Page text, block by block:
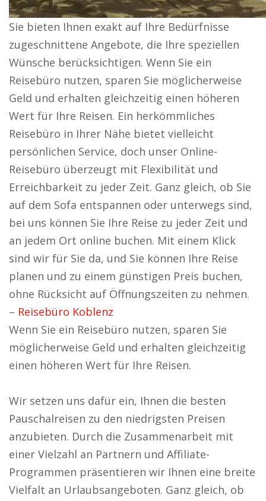
Sie bieten Ihnen exakt auf Ihre Bedürfnisse
zugeschnittene Angebote, die Ihre speziellen
Wünsche berücksichtigen. Wenn Sie ein
Reisebüro nutzen, sparen Sie möglicherweise
Geld und erhalten gleichzeitig einen höheren
Wert für Ihre Reisen. Ein herkömmliches
Reisebüro in Ihrer Nähe bietet vielleicht
persönlichen Service, doch unser Online-
Reisebüro überzeugt mit Flexibilität und
Erreichbarkeit zu jeder Zeit. Ganz gleich, ob Sie
auf dem Sofa entspannen oder unterwegs sind,
bei uns können Sie Ihre Reise zu jeder Zeit und
an jedem Ort online buchen. Mit einem Klick
sind wir für Sie da, und Sie können Ihre Reise
planen und zu einem günstigen Preis buchen,
ohne Rücksicht auf Öffnungszeiten zu nehmen.
– Reisebüro Koblenz
Wenn Sie ein Reisebüro nutzen, sparen Sie
möglicherweise Geld und erhalten gleichzeitig
einen höheren Wert für Ihre Reisen.
Wir setzen uns dafür ein, Ihnen die besten
Pauschalreisen zu den niedrigsten Preisen
anzubieten. Durch die Zusammenarbeit mit
einer Vielzahl an Partnern und Affiliate-
Programmen präsentieren wir Ihnen eine breite
Vielfalt an Urlaubsangeboten. Ganz gleich, ob